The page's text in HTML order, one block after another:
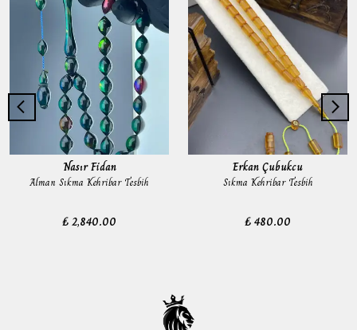
Nasır Fidan
Alman Sıkma Kehribar Tesbih
₺ 2,840.00
Erkan Çubukcu
Sıkma Kehribar Tesbih
₺ 480.00